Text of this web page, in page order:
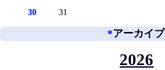
30 31
*アーカイブ
2026